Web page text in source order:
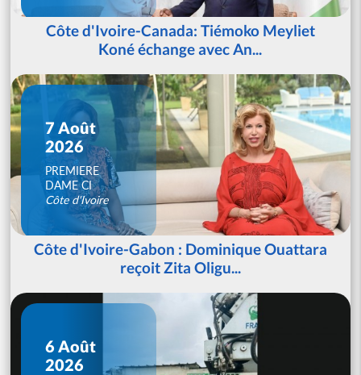
Côte d'Ivoire-Canada: Tiémoko Meyliet
Koné échange avec An...
7 Août
2026
PREMIERE
DAME CI
Côte d'Ivoire
Côte d'Ivoire-Gabon : Dominique Ouattara
reçoit Zita Oligu...
6 Août
2026